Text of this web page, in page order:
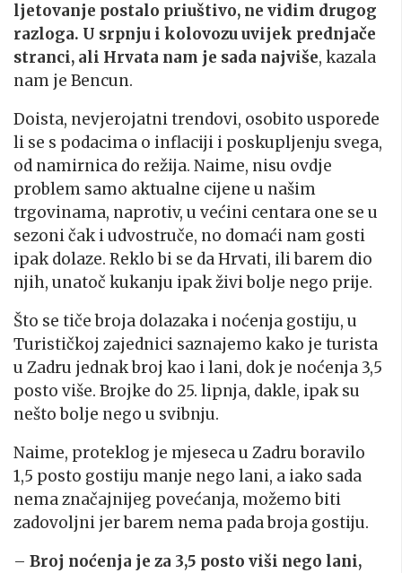
ljetovanje postalo priuštivo, ne vidim drugog
razloga. U srpnju i kolovozu uvijek prednjače
stranci, ali Hrvata nam je sada najviše, kazala
nam je Bencun.
Doista, nevjerojatni trendovi, osobito usporede
li se s podacima o inflaciji i poskupljenju svega,
od namirnica do režija. Naime, nisu ovdje
problem samo aktualne cijene u našim
trgovinama, naprotiv, u većini centara one se u
sezoni čak i udvostruče, no domaći nam gosti
ipak dolaze. Reklo bi se da Hrvati, ili barem dio
njih, unatoč kukanju ipak živi bolje nego prije.
Što se tiče broja dolazaka i noćenja gostiju, u
Turističkoj zajednici saznajemo kako je turista
u Zadru jednak broj kao i lani, dok je noćenja 3,5
posto više. Brojke do 25. lipnja, dakle, ipak su
nešto bolje nego u svibnju.
Naime, proteklog je mjeseca u Zadru boravilo
1,5 posto gostiju manje nego lani, a iako sada
nema značajnijeg povećanja, možemo biti
zadovoljni jer barem nema pada broja gostiju.
– Broj noćenja je za 3,5 posto viši nego lani,